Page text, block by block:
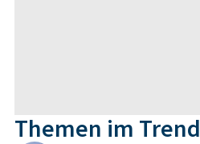
Themen im Trend